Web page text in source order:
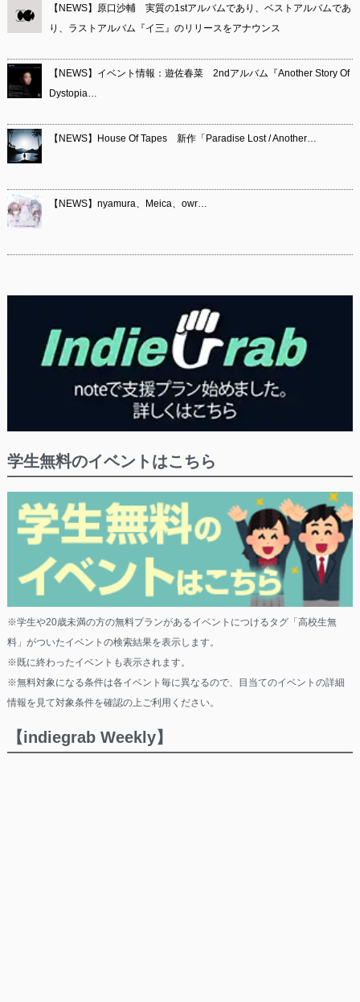
【NEWS】原口沙輔 実質の1stアルバムであり、ベストアルバムであ
り、ラストアルバム『イ三』のリリースをアナウンス
【NEWS】イベント情報：遊佐春菜 2ndアルバム『Another Story Of
Dystopia…
【NEWS】House Of Tapes 新作「Paradise Lost / Another…
【NEWS】nyamura、Meica、owr…
学生無料のイベントはこちら
※学生や20歳未満の方の無料プランがあるイベントにつけるタグ「高校生無
料」がついたイベントの検索結果を表示します。
※既に終わったイベントも表示されます。
※無料対象になる条件は各イベント毎に異なるので、目当てのイベントの詳細
情報を見て対象条件を確認の上ご利用ください。
【indiegrab Weekly】